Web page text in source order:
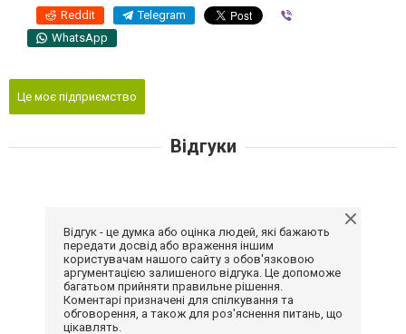
Reddit Telegram
WhatsApp
Це моє підприємство
Відгуки
Відгук - це думка або оцінка людей, які бажають
передати досвід або враження іншим
користувачам нашого сайту з обов'язковою
аргументацією залишеного відгука. Це допоможе
багатьом прийняти правильне рішення.
Коментарі призначені для спілкування та
обговорення, а також для роз'яснення питань, що
цікавлять.